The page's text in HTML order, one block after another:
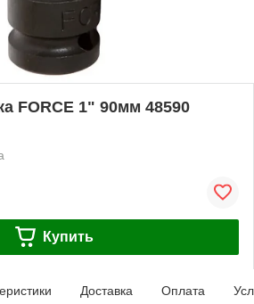
FORCE 1" 90мм 48590
Купить
Доставка Оплата